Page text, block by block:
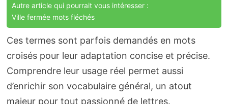
Autre article qui pourrait vous intéresser :
Ville fermée mots fléchés
Ces termes sont parfois demandés en mots
croisés pour leur adaptation concise et précise.
Comprendre leur usage réel permet aussi
d’enrichir son vocabulaire général, un atout
majeur pour tout passionné de lettres.